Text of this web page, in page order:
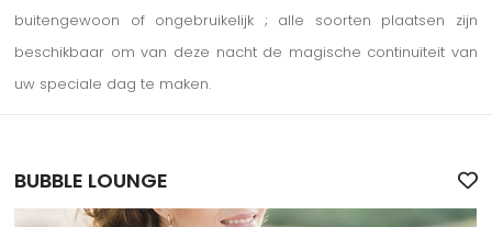
buitengewoon of ongebruikelijk ; alle soorten plaatsen zijn
beschikbaar om van deze nacht de magische continuïteit van
uw speciale dag te maken.
BUBBLE LOUNGE